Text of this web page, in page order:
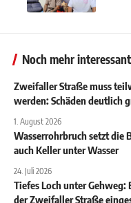
Noch mehr
Zweifaller Straße muss
werden: Schäden deutlich
1. August 2026
Wasserrohrbruch setzt die
auch Keller unter Wasser
24. Juli 2026
Tiefes Loch unter Gehweg:
der Zweifaller Straße